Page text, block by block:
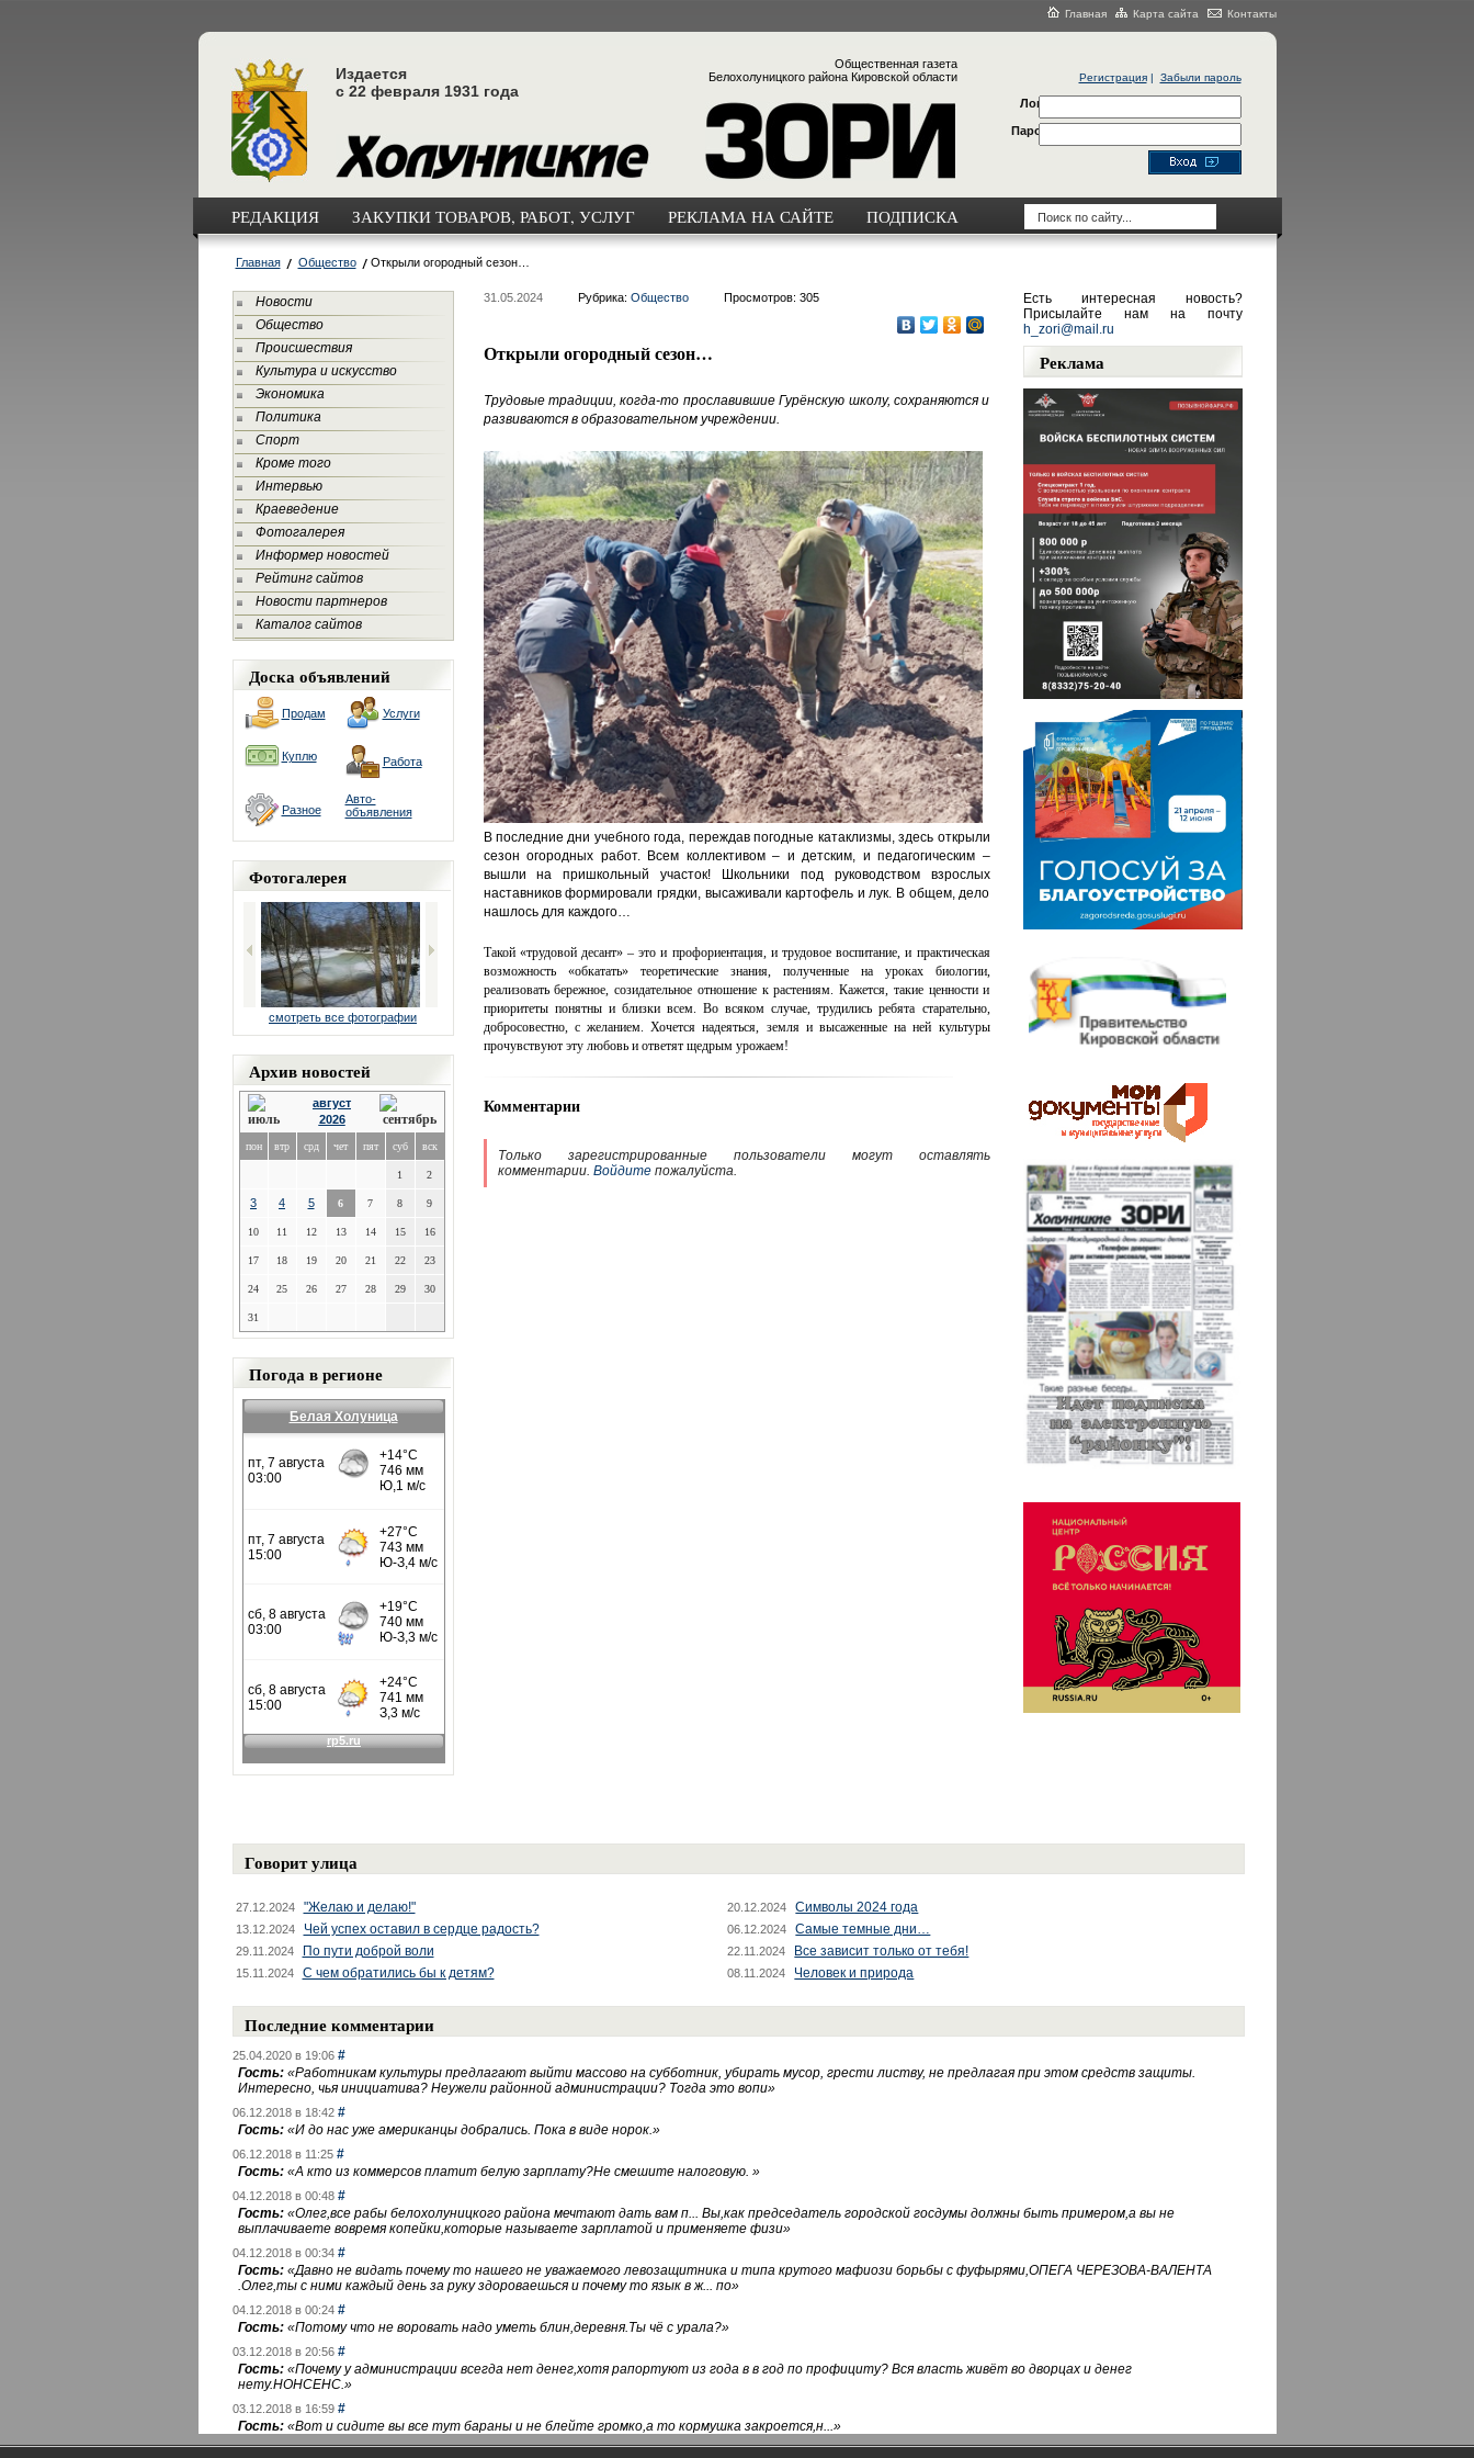
Главная Карта сайта Контакты
Издается
с 22 февраля 1931 года
Общественная газета
Белохолуницкого района Кировской области
Регистрация| Забыли пароль
Логин
Пароль
РЕДАКЦИЯ ЗАКУПКИ ТОВАРОВ, РАБОТ, УСЛУГ РЕКЛАМА НА САЙТЕ ПОДПИСКА
Главная Общество Открыли огородный сезон…
Новости
Общество
Происшествия
Культура и искусство
Экономика
Политика
Спорт
Кроме того
Интервью
Краеведение
Фотогалерея
Информер новостей
Рейтинг сайтов
Новости партнеров
Каталог сайтов
Доска объявлений
Продам Услуги
Куплю Работа
Разное
Авто-
объявления
Фотогалерея
смотреть все фотографии
Архив новостей
август
2026
пон втр срд чет пят суб вск
1 2
3 4 5 6 7 8 9
10 11 12 13 14 15 16
17 18 19 20 21 22 23
24 25 26 27 28 29 30
31
Погода в регионе
Белая Холуница
31.05.2024 Рубрика: Общество Просмотров: 305
Открыли огородный сезон…
Трудовые традиции, когда-то прославившие Гурёнскую школу, сохраняются и
развиваются в образовательном учреждении.
В последние дни учебного года, переждав погодные катаклизмы, здесь открыли
сезон огородных работ. Всем коллективом – и детским, и педагогическим –
вышли на пришкольный участок! Школьники под руководством взрослых
наставников формировали грядки, высаживали картофель и лук. В общем, дело
нашлось для каждого…
Такой «трудовой десант» – это и профориентация, и трудовое воспитание, и практическая
возможность «обкатать» теоретические знания, полученные на уроках биологии,
реализовать бережное, созидательное отношение к растениям. Кажется, такие ценности и
приоритеты понятны и близки всем. Во всяком случае, трудились ребята старательно,
добросовестно, с желанием. Хочется надеяться, земля и высаженные на ней культуры
прочувствуют эту любовь и ответят щедрым урожаем!
Комментарии
Только зарегистрированные пользователи могут оставлять
комментарии. Войдитепожалуйста.
Есть интересная новость?
Присылайте нам на почту
h_zori@mail.ru
Реклама
Говорит улица
27.12.2024 "Желаю и делаю!" 20.12.2024 Символы 2024 года
13.12.2024 Чей успех оставил в сердце радость? 06.12.2024 Самые темные дни…
29.11.2024 По пути доброй воли 22.11.2024 Все зависит только от тебя!
15.11.2024 С чем обратились бы к детям? 08.11.2024 Человек и природа
Последние комментарии
25.04.2020 в 19:06 #
Гость: «Работникам культуры предлагают выйти массово на субботник, убирать мусор, грести листву, не предлагая при этом средств защиты.
Интересно, чья инициатива? Неужели районной администрации? Тогда это вопи»
06.12.2018 в 18:42 #
Гость: «И до нас уже американцы добрались. Пока в виде норок.»
06.12.2018 в 11:25 #
Гость: «А кто из коммерсов платит белую зарплату?Не смешите налоговую. »
04.12.2018 в 00:48 #
Гость: «Олег,все рабы белохолуницкого района мечтают дать вам п... Вы,как председатель городской госдумы должны быть примером,а вы не
выплачиваете вовремя копейки,которые называете зарплатой и применяете физи»
04.12.2018 в 00:34 #
Гость: «Давно не видать почему то нашего не уважаемого левозащитника и типа крутого мафиози борьбы с фуфырями,ОПЕГА ЧЕРЕЗОВА-ВАЛЕНТА
.Олег,ты с ними каждый день за руку здороваешься и почему то язык в ж... по»
04.12.2018 в 00:24 #
Гость: «Потому что не воровать надо уметь блин,деревня.Ты чё с урала?»
03.12.2018 в 20:56 #
Гость: «Почему у администрации всегда нет денег,хотя рапортуют из года в в год по профициту? Вся власть живёт во дворцах и денег
нету.НОНСЕНС.»
03.12.2018 в 16:59 #
Гость: «Вот и сидите вы все тут бараны и не блейте громко,а то кормушка закроется,н...»